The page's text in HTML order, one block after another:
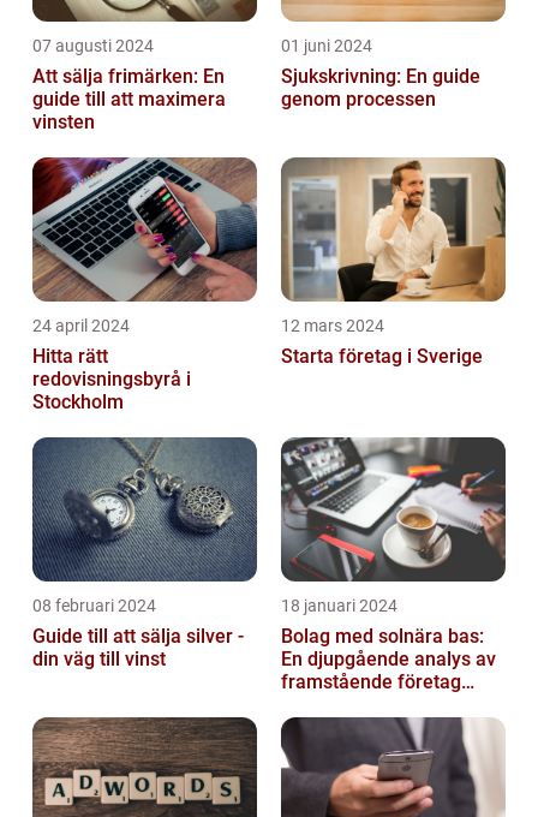
07 augusti 2024
Att sälja frimärken: En
guide till att maximera
vinsten
01 juni 2024
Sjukskrivning: En guide
genom processen
24 april 2024
Hitta rätt
redovisningsbyrå i
Stockholm
12 mars 2024
Starta företag i Sverige
08 februari 2024
Guide till att sälja silver -
din väg till vinst
18 januari 2024
Bolag med solnära bas:
En djupgående analys av
framstående företag